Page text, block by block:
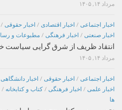
مرداد ۱۴, ۱۴۰۵
اخبار اجتماعی / اخبار اقتصادی / اخبار حقوقی /
اخبار صنعتی / اخبار فرهنگی / مطبوعات و
انتقاد ظریف از شرق گرایی سیاست
مرداد ۱۴, ۱۴۰۵
اخبار اجتماعی / اخبار حقوقی / اخبار دانشگاهی
اخبار علمی / اخبار فرهنگی / کتاب و کتابخانه /
ها